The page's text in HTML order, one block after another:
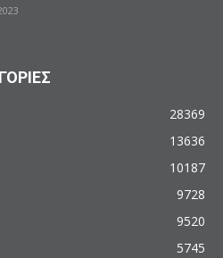
28369
13636
10187
9728
9520
5745